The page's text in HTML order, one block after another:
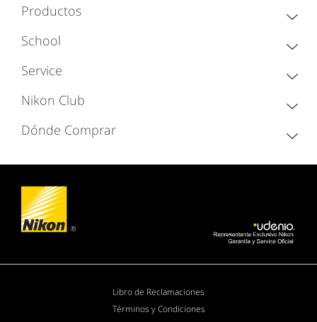
Productos
School
Service
Nikon Club
Dónde Comprar
Libro de Reclamaciones
Términos y Condiciones